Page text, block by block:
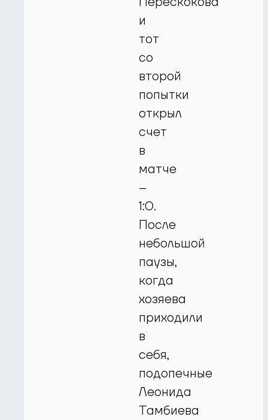
и
тот
со
второй
попытки
открыл
счет
в
матче
–
1:0.
После
небольшой
паузы,
когда
хозяева
приходили
в
себя,
подопечные
Леонида
Тамбиева